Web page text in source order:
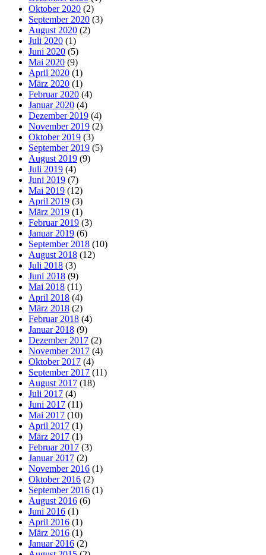
Oktober 2020 (2)
September 2020 (3)
August 2020 (2)
Juli 2020 (1)
Juni 2020 (5)
Mai 2020 (9)
April 2020 (1)
März 2020 (1)
Februar 2020 (4)
Januar 2020 (4)
Dezember 2019 (4)
November 2019 (2)
Oktober 2019 (3)
September 2019 (5)
August 2019 (9)
Juli 2019 (4)
Juni 2019 (7)
Mai 2019 (12)
April 2019 (3)
März 2019 (1)
Februar 2019 (3)
Januar 2019 (6)
September 2018 (10)
August 2018 (12)
Juli 2018 (3)
Juni 2018 (9)
Mai 2018 (11)
April 2018 (4)
März 2018 (2)
Februar 2018 (4)
Januar 2018 (9)
Dezember 2017 (2)
November 2017 (4)
Oktober 2017 (4)
September 2017 (11)
August 2017 (18)
Juli 2017 (4)
Juni 2017 (11)
Mai 2017 (10)
April 2017 (1)
März 2017 (1)
Februar 2017 (3)
Januar 2017 (2)
November 2016 (1)
Oktober 2016 (2)
September 2016 (1)
August 2016 (6)
Juni 2016 (1)
April 2016 (1)
März 2016 (1)
Januar 2016 (2)